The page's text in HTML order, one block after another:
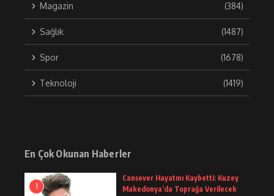
Magazin (384)
Sağlık (1487)
Spor (1678)
Teknoloji (1419)
En Çok Okunan Haberler
1
Cansever Hayatını Kaybetti: Kuzey
Makedonya’da Toprağa Verilecek